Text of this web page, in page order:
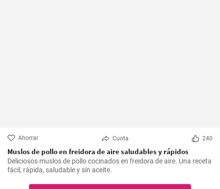
Ahorrar Cuota 240
Muslos de pollo en freidora de aire saludables y rápidos
Deliciosos muslos de pollo cocinados en freidora de aire. Una receta
fácil, rápida, saludable y sin aceite.